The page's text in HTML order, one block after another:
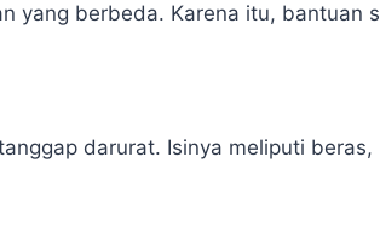
yang berbeda. Karena itu,
darurat. Isinya meliputi